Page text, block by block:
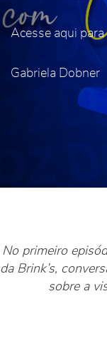
Acesse aqui
Gabriela Dobner
No primeiro
da Brink’s,
sobre a